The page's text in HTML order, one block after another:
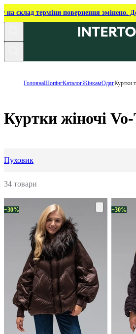
на склад терміни повернення змінено.
ГоловнаШопінгКаталогЖінкамОдягКуртки
Куртки жіночі
Пуховик
34 товари
−30% −30%